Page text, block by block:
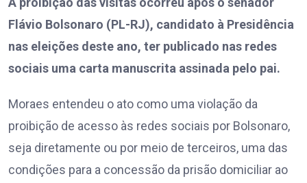
Flávio Bolsonaro (PL-RJ), candidato à Presidência
nas eleições deste ano, ter publicado nas redes
sociais uma carta manuscrita assinada pelo pai.
Moraes entendeu o ato como uma violação da
proibição de acesso às redes sociais por Bolsonaro,
seja diretamente ou por meio de terceiros, uma das
condições para a concessão da prisão domiciliar ao